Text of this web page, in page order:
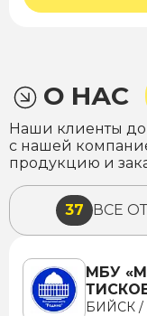
О НАС
Наши клиенты
с нашей
продукцию и
37 ВСЕ
МБУ
БИЙСК /